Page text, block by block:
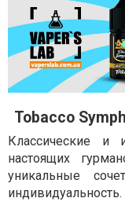
Tobacco
Классические и
настоящих
уникальные
индивидуальность.